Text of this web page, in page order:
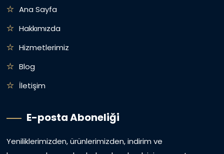
Ana Sayfa
Hakkımızda
Hizmetlerimiz
Blog
İletişim
E-posta Aboneliği
Yeniliklerimizden, ürünlerimizden, indirim ve